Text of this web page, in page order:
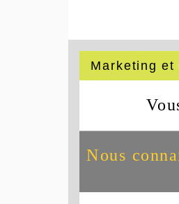
Marketing et
Nous